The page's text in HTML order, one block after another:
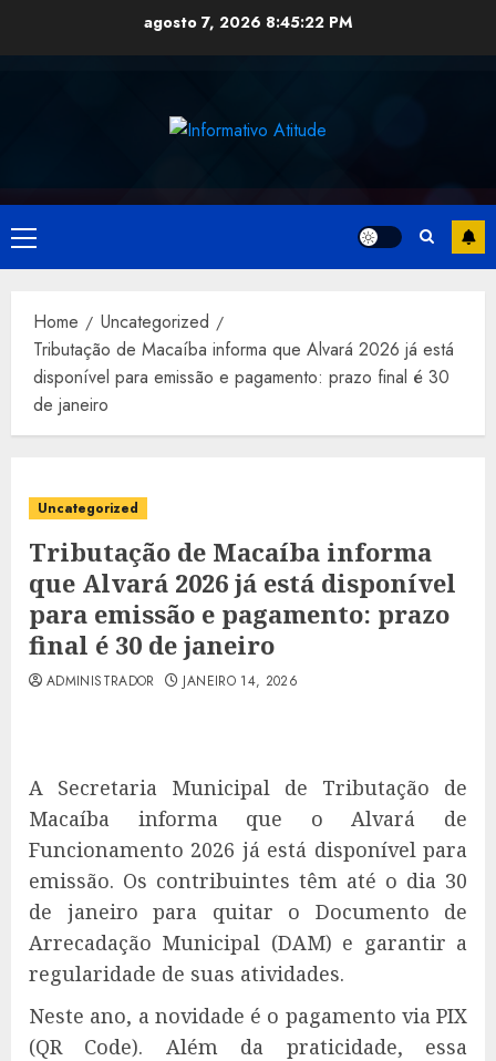
agosto 7, 2026 8:45:23 PM
Primary
Menu
Home
Uncategorized
Tributação de Macaíba informa que Alvará 2026 já está
disponível para emissão e pagamento: prazo final é 30
de janeiro
Uncategorized
Tributação de Macaíba informa
que Alvará 2026 já está disponível
para emissão e pagamento: prazo
final é 30 de janeiro
ADMINISTRADOR JANEIRO 14, 2026
A Secretaria Municipal de Tributação de
Macaíba informa que o Alvará de
Funcionamento 2026 já está disponível para
emissão. Os contribuintes têm até o dia 30
de janeiro para quitar o Documento de
Arrecadação Municipal (DAM) e garantir a
regularidade de suas atividades.
Neste ano, a novidade é o pagamento via PIX
(QR Code). Além da praticidade, essa